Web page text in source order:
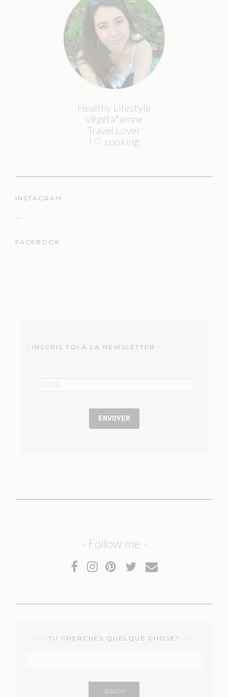
Healthy Lifestyle
Végéta*ienne
Travel Lover
I ♡ cooking
INSTAGRAM
…
FACEBOOK
- INSCRIS TOI À LA NEWSLETTER -
ENVOYER
- Follow me -
TU CHERCHES QUELQUE CHOSE?
SEARCH